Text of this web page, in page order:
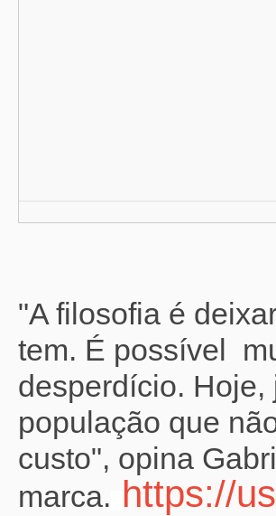
"A filosofia é
tem. É possível
desperdício. Hoje,
população que
custo", opina
marca. https://